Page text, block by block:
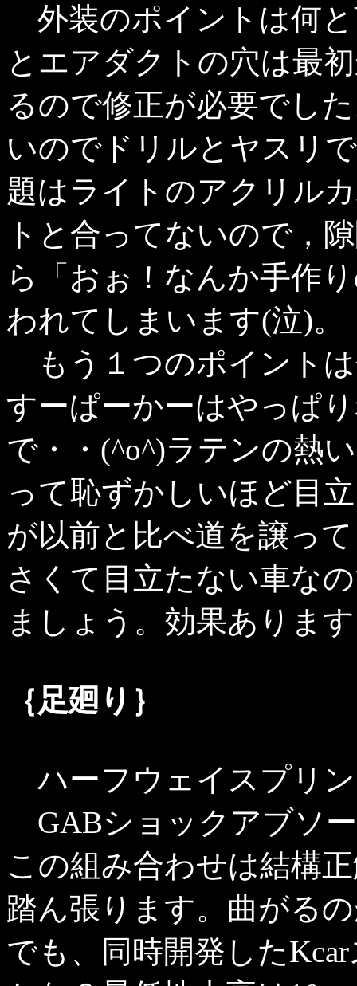
外装のポイントは何
とエアダクトの穴は最
るので修正が必要でし
いのでドリルとヤスリ
題はライトのアクリル
トと合ってないので，
ら「おぉ！なんか手作
われてしまいます(泣)。
もう１つのポイント
すーぱーかーはやっぱ
で・・(^o^)ラテンの熱
って恥ずかしいほど目
が以前と比べ道を譲っ
さくて目立たない車な
ましょう。効果ありま
｛足廻り｝
ハーフウェイスプリ
GABショックアブソ
この組み合わせは結構
踏ん張ります。曲がる
でも、同時開発した